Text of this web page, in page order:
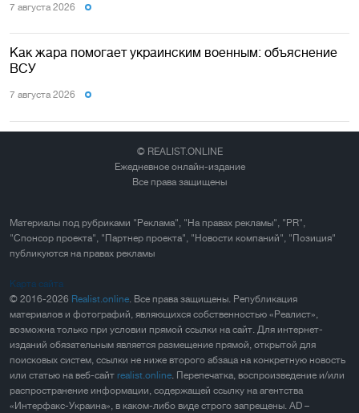
7 августа 2026
Как жара помогает украинским военным: объяснение
ВСУ
7 августа 2026
© REALIST.ONLINE
Ежедневное онлайн-издание
Все права защищены
Материалы под рубриками "Реклама", "На правах рекламы", "PR",
"Спонсор проекта", "Партнер проекта", "Новости компаний", "Позиция"
публикуются на правах рекламы
Карта сайта
© 2016-2026 Realist.online. Все права защищены. Републикация
материалов и фотографий, являющихся собственностью «Реалист»,
возможна только при условии прямой ссылки на сайт. Для интернет-
изданий обязательным является размещение прямой, открытой для
поисковых систем, ссылки не ниже второго абзаца на конкретную новость
или статью на веб-сайт realist.online. Перепечатка, воспроизведение и/или
распространение информации, содержащей ссылку на агентства
«Интерфакс-Украина», в каком-либо виде строго запрещены. AD –